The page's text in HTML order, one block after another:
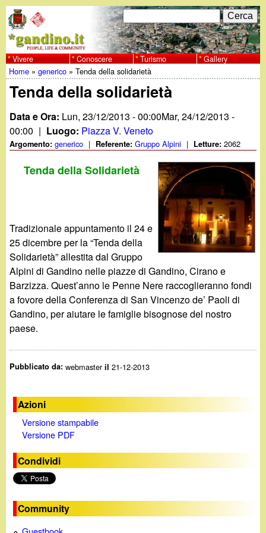
al
contenuto
principale
w
w
w
.
n
d
i
n
o
F
o
r
m
d
i
r
e
r
c
a
C
e
r
c
a
Vivere Conoscere Turismo Gallery
Tu
sei
qui
Home »generico »Tenda della solidarietà
Tenda della solidarietà
Data e Ora: Lun, 23/12/2013 - 00:00Mar, 24/12/2013 -
00:00 | Luogo: Piazza V. Veneto
Argomento:generico | Referente:Gruppo Alpini | Letture:2062
Tenda della Solidarietà
Tradizionale appuntamento il 24 e
25 dicembre per la “Tenda della
Solidarietà” allestita dal Gruppo
Alpini di Gandino nelle piazze di Gandino, Cirano e
Barzizza. Quest’anno le Penne Nere raccoglieranno fondi
a fovore della Conferenza di San Vincenzo de’ Paoli di
Gandino, per aiutare le famiglie bisognose del nostro
paese.
Pubblicato da:webmasteril 21-12-2013
Azioni
Versione stampabile
Versione PDF
Condividi
Community